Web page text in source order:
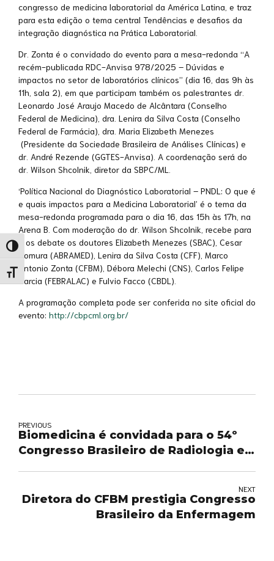
Alternar alto contraste
Alternar tamanho da fonte
congresso de medicina laboratorial da América Latina, e traz
para esta edição o tema central Tendências e desafios da
integração diagnóstica na Prática Laboratorial.
Dr. Zonta é o convidado do evento para a mesa-redonda “A
recém-publicada RDC-Anvisa 978/2025 – Dúvidas e
impactos no setor de laboratórios clínicos” (dia 16, das 9h às
11h, sala 2), em que participam também os palestrantes dr.
Leonardo José Araujo Macedo de Alcântara (Conselho
Federal de Medicina), dra. Lenira da Silva Costa (Conselho
Federal de Farmácia), dra. Maria Elizabeth Menezes
(Presidente da Sociedade Brasileira de Análises Clínicas) e
dr. André Rezende (GGTES-Anvisa). A coordenação será do
dr. Wilson Shcolnik, diretor da SBPC/ML.
‘Política Nacional do Diagnóstico Laboratorial – PNDL: O que é
e quais impactos para a Medicina Laboratorial’ é o tema da
mesa-redonda programada para o dia 16, das 15h às 17h, na
Arena B. Com moderação do dr. Wilson Shcolnik, recebe para
o os debate os doutores Elizabeth Menezes (SBAC), Cesar
Nomura (ABRAMED), Lenira da Silva Costa (CFF), Marco
Antonio Zonta (CFBM), Débora Melechi (CNS), Carlos Felipe
Garcia (FEBRALAC) e Fulvio Facco (CBDL).
A programação completa pode ser conferida no site oficial do
evento: http://cbpcml.org.br/
PREVIOUS
Biomedicina é convidada para o 54º
Congresso Brasileiro de Radiologia e
NEXT
Diretora do CFBM prestigia Congresso
Brasileiro da Enfermagem